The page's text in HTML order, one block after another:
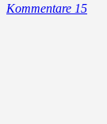
Kommentare 15